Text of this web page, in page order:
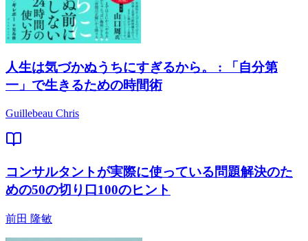
人生は気づかぬうちにすぎるから。 : 「自分第
一」で生きるための時間術
Guillebeau Chris
コンサルタントが実際に使っている問題解決のた
めの50の切り口100のヒント
前田 隆敏